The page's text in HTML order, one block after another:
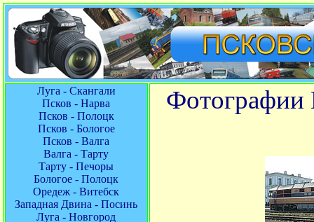
Луга - Скангали
Псков - Нарва
Псков - Полоцк
Псков - Бологое
Псков - Валга
Валга - Тарту
Тарту - Печоры
Бологое - Полоцк
Оредеж - Витебск
Западная Двина - Посинь
Луга - Новгород
Фотографии